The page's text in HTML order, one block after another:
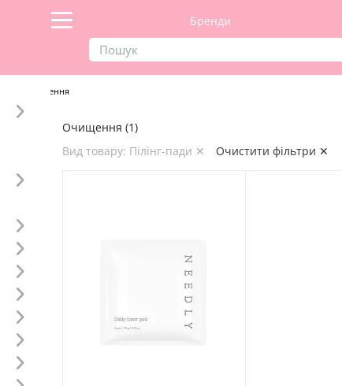
Бренди
Очищення
Очищення (1)
Вид товару: Пілінг-пади ✕
Очистити фільтри ✕